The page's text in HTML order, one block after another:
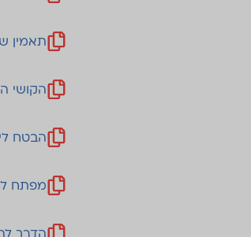
תאמין
הקושי
הבטח
מפתח
הדרך